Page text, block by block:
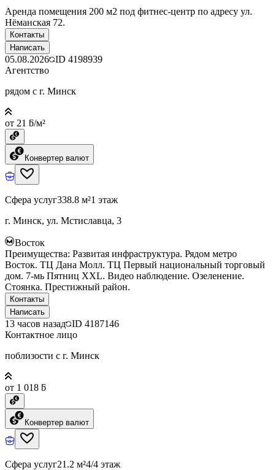
Аренда помещения 200 м2 под фитнес-центр по адресу ул.
Нёманская 72.
Контакты
Написать
05.08.2026 ID 4198939
Агентство
рядом с г. Минск
от 21 ƃ/м²
Конвертер валют
Сфера услуг338.8 м²1 этаж
г. Минск, ул. Мстиславца, 3
Восток
Преимущества: Развитая инфраструктура. Рядом метро
Восток. ТЦ Дана Молл. ТЦ Первый национальный торговый
дом. 7-мь Пятниц ХХL. Видео наблюдение. Озеленение.
Стоянка. Престижный район.
Контакты
Написать
13 часов назад ID 4187146
Контактное лицо
поблизости с г. Минск
от 1 018 ƃ
Конвертер валют
Сфера услуг21.2 м²4/4 этаж